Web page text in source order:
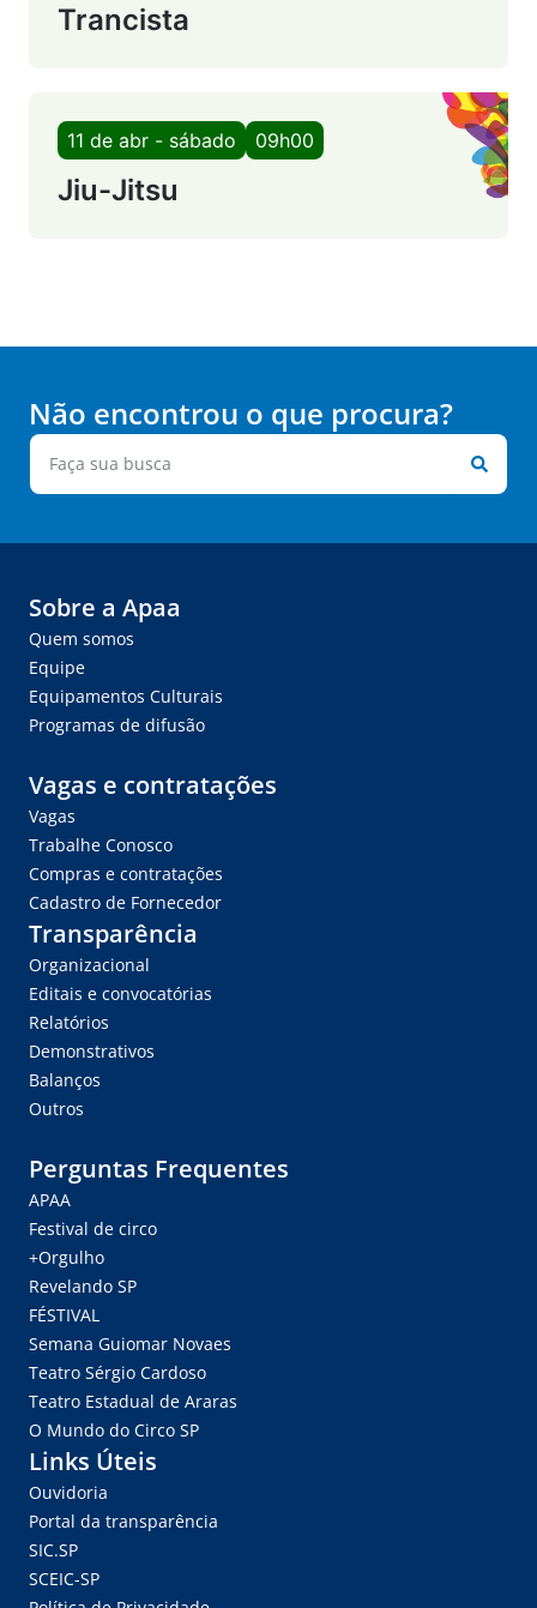
Trancista
11 de abr - sábado 09h00
Jiu-Jitsu
Não encontrou o que procura?
Sobre a Apaa
Quem somos
Equipe
Equipamentos Culturais
Programas de difusão
Vagas e contratações
Vagas
Trabalhe Conosco
Compras e contratações
Cadastro de Fornecedor
Transparência
Organizacional
Editais e convocatórias
Relatórios
Demonstrativos
Balanços
Outros
Perguntas Frequentes
APAA
Festival de circo
+Orgulho
Revelando SP
FÉSTIVAL
Semana Guiomar Novaes
Teatro Sérgio Cardoso
Teatro Estadual de Araras
O Mundo do Circo SP
Links Úteis
Ouvidoria
Portal da transparência
SIC.SP
SCEIC-SP